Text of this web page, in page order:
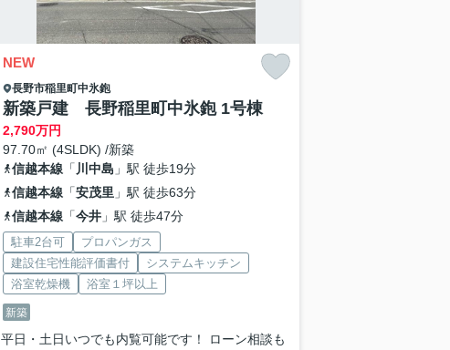
NEW
長野市稲里町中氷鉋
新築戸建 長野稲里町中氷鉋 1号棟
2,790万円
97.70㎡ (4SLDK) /新築
信越本線「 川中島 」駅 徒歩19分
信越本線「安茂里 」駅 徒歩63分
信越本線「今井」駅 徒歩47分
駐車2台可
プロパンガス
建設住宅性能評価書付
システムキッチン
浴室乾燥機
浴室１坪以上
新築
平日・土日いつでも内覧可能です！ ローン相談も